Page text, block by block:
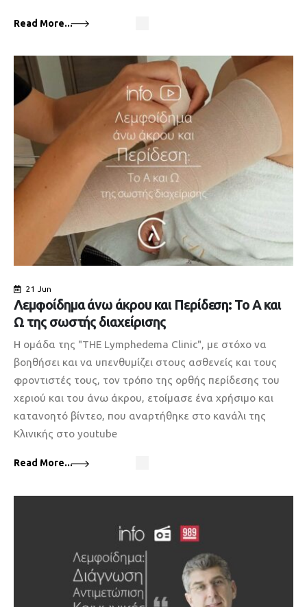
Read More...
21 Jun
Λεμφοίδημα άνω άκρου και Περίδεση: Το Α και
Ω της σωστής διαχείρισης
Η ομάδα της "THE Lymphedema Clinic", με στόχο να
βοηθήσει και να υπενθυμίζει στους ασθενείς και τους
φροντιστές τους, τον τρόπο της ορθής περίδεσης του
χεριού και του άνω άκρου, ετοίμασε ένα χρήσιμο και
κατανοητό βίντεο, που αναρτήθηκε στο κανάλι της
Κλινικής στο youtube
Read More...